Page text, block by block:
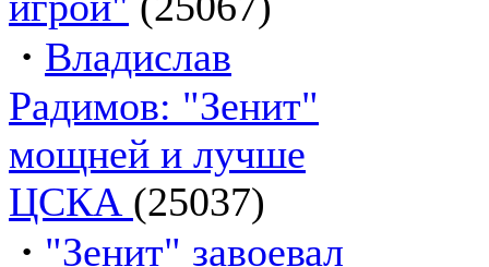
· Владислав
Радимов: "Зенит"
мощней и лучше
ЦСКА (25037)
· "Зенит" завоевал